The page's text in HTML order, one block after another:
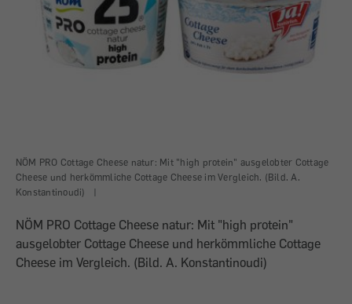
NÖM PRO Cottage Cheese natur: Mit "high protein" ausgelobter Cottage
Cheese und herkömmliche Cottage Cheese im Vergleich. (Bild. A.
Konstantinoudi)
|
NÖM PRO Cottage Cheese natur: Mit "high protein"
ausgelobter Cottage Cheese und herkömmliche Cottage
Cheese im Vergleich. (Bild. A. Konstantinoudi)